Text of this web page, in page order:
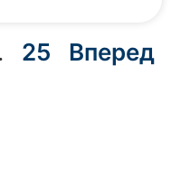
25
Вперед